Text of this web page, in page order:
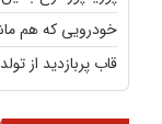
خودرویی که هم
قاب پربازدید از تولد ۲۲ سالگی سارا و نیکای پایتخت